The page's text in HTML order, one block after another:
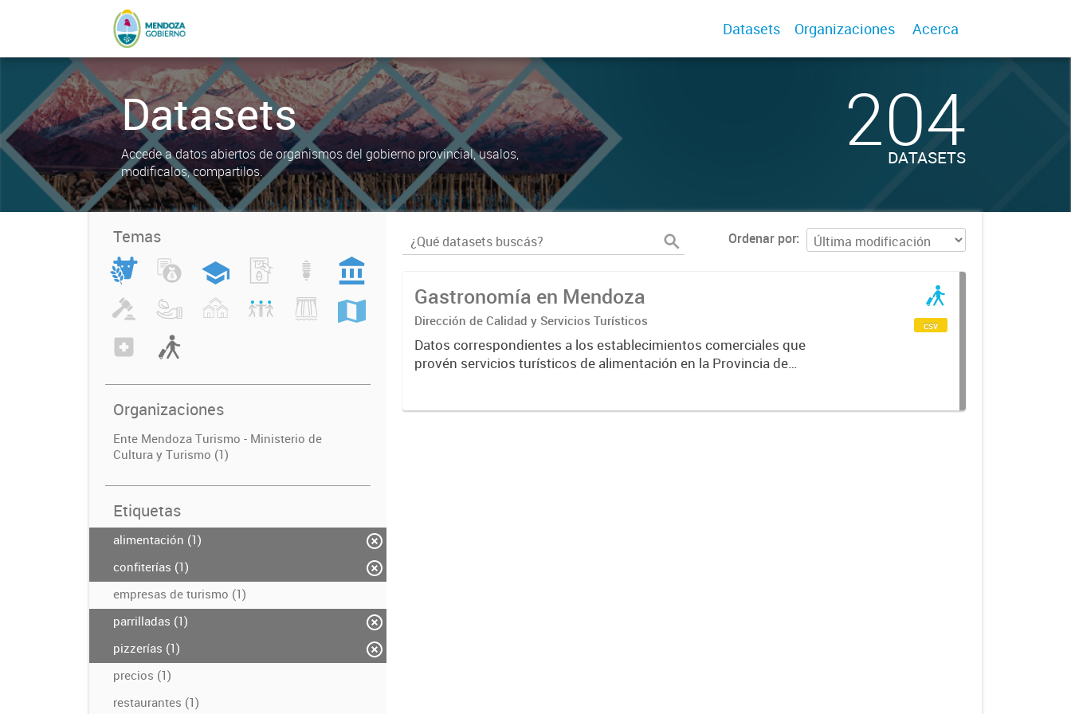
Datasets Organizaciones Acerca
Datasets
Accede a datos abiertos de organismos del gobierno provincial, usalos,
modificalos, compartilos.
204
DATASETS
Temas
Organizaciones
Ente Mendoza Turismo - Ministerio de
Cultura y Turismo (1)
Etiquetas
alimentación (1)
confiterías (1)
empresas de turismo (1)
parrilladas (1)
pizzerías (1)
precios (1)
restaurantes (1)
Ordenar por
Gastronomía en Mendoza
Dirección de Calidad y Servicios Turísticos
Datos correspondientes a los establecimientos comerciales que
provén servicios turísticos de alimentación en la Provincia de
csv